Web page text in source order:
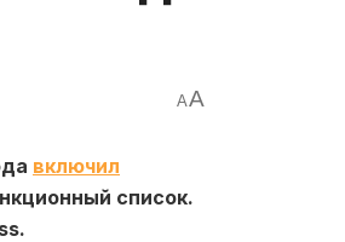
AA
включил
список.